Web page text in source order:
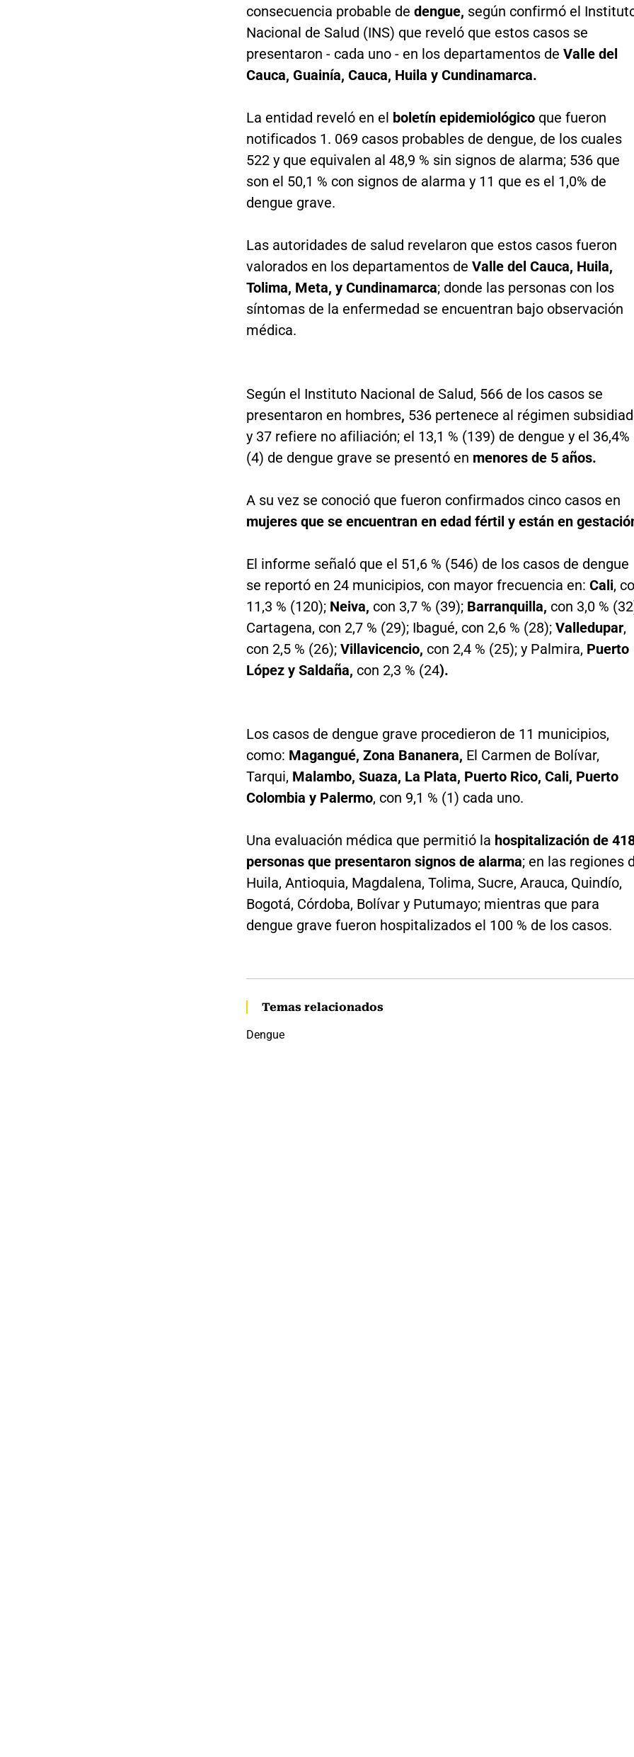
consecuencia probable de dengue, según confirmó el
Nacional de Salud (INS) que reveló que estos casos se
presentaron - cada uno - en los departamentos de Valle del
Cauca, Guainía, Cauca, Huila y Cundinamarca.
La entidad reveló en el boletín epidemiológicoque fueron
notificados 1. 069 casos probables de dengue, de los cuales
522 y que equivalen al 48,9 % sin signos de alarma; 536 que
son el 50,1 % con signos de alarma y 11 que es el 1,0% de
dengue grave.
Las autoridades de salud revelaron que estos casos fueron
valorados en los departamentos de Valle del Cauca, Huila,
Tolima, Meta, y Cundinamarca; donde las personas con los
síntomas de la enfermedad se encuentran bajo observación
médica.
Según el Instituto Nacional de Salud, 566 de los casos se
presentaron en hombres, 536 pertenece al régimen
y 37 refiere no afiliación; el 13,1 % (139) de dengue y el 36,4%
(4) de dengue grave se presentó en menores de 5 años.
A su vez se conoció que fueron confirmados cinco casos en
mujeres que se encuentran en edad fértil y están en
El informe señaló que el 51,6 % (546) de los casos de dengue
se reportó en 24 municipios, con mayor frecuencia en: Cali,
11,3 % (120); Neiva, con 3,7 % (39); Barranquilla, con 3,0 %
Cartagena, con 2,7 % (29); Ibagué, con 2,6 % (28); Valledupar,
con 2,5 % (26); Villavicencio, con 2,4 % (25); y Palmira, Puerto
López y Saldaña, con 2,3 % (24).
Los casos de dengue grave procedieron de 11 municipios,
como: Magangué, Zona Bananera, El Carmen de Bolívar,
Tarqui, Malambo, Suaza, La Plata, Puerto Rico, Cali, Puerto
Colombia y Palermo, con 9,1 % (1) cada uno.
Una evaluación médica que permitió la hospitalización de
personas que presentaron signos de alarma; en las regiones
Huila, Antioquia, Magdalena, Tolima, Sucre, Arauca, Quindío,
Bogotá, Córdoba, Bolívar y Putumayo; mientras que para
dengue grave fueron hospitalizados el 100 % de los casos.
Temas relacionados
Dengue